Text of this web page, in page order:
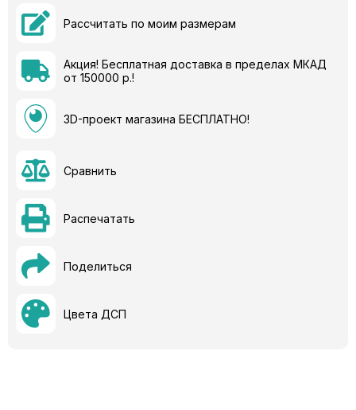
Рассчитать по моим размерам
Акция! Бесплатная доставка в пределах МКАД
от 150000 р.!
3D-проект магазина БЕСПЛАТНО!
Сравнить
Распечатать
Поделиться
Цвета ДСП